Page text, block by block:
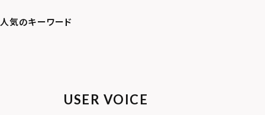
USER VOICE